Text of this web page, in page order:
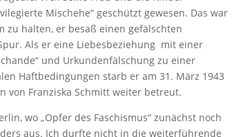
Mischehe“ geschützt gewesen. Das war
zu halten, er besaß einen gefälschten
Als er eine Liebesbeziehung mit einer
und Urkundenfälschung zu einer
Haftbedingungen starb er am 31. März 1943
von Franziska Schmitt weiter betreut.
wo „Opfer des Faschismus“ zunächst noch
aus. Ich durfte nicht in die weiterführende